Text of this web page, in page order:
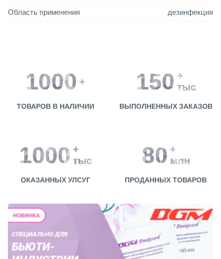
Область применения
дезинфекция
1000 +
ТОВАРОВ В НАЛИЧИИ
150 +
тыс
ВЫПОЛНЕННЫХ ЗАКАЗОВ
1000 +
тыс
ОКАЗАННЫХ УЛСУГ
80 +
млн
ПРОДАННЫХ ТОВАРОВ